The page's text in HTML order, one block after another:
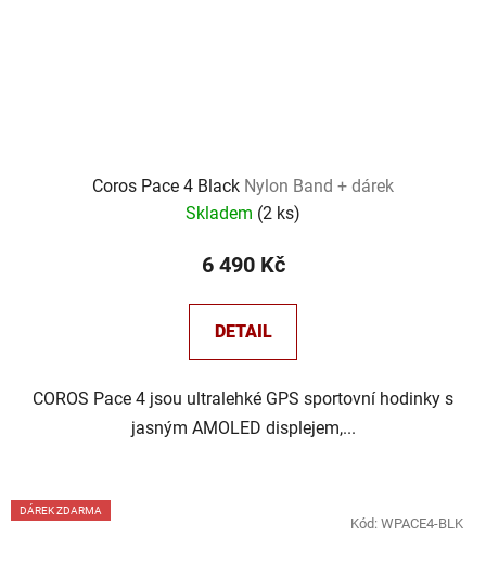
Coros Pace 4 Black Nylon Band + dárek
Skladem (2 ks)
6 490 Kč
DETAIL
COROS Pace 4 jsou ultralehké GPS sportovní hodinky s
jasným AMOLED displejem,...
DÁREK ZDARMA
Kód: WPACE4-BLK